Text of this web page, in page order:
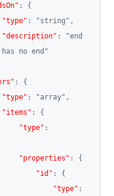
:
{
"type" : "string" ,
"description" :
"end
no end"
:
{
"type" : "array" ,
"items" :
{
"type" :
"properties" :
{
"id" :
{
"type" :